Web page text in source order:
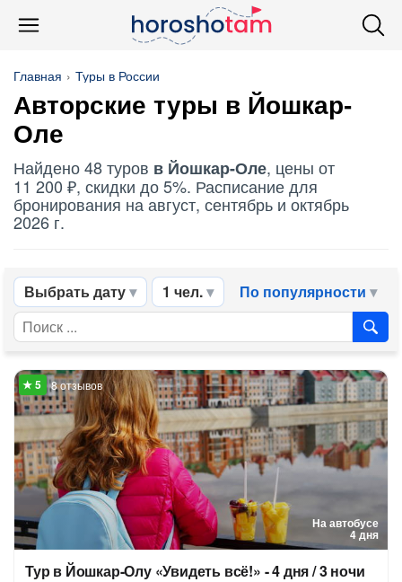
Главная Туры в России
Авторские туры в Йошкар-
Оле
Найдено 48 туров в Йошкар-Оле, цены от
11 200 ₽, скидки до 5%. Расписание для
бронирования на август, сентябрь и октябрь
2026 г.
Выбрать дату 1 чел. По популярности
На автобусе
4 дня
8 отзывов
Тур в Йошкар-Олу «Увидеть всё!» - 4 дня / 3 ночи